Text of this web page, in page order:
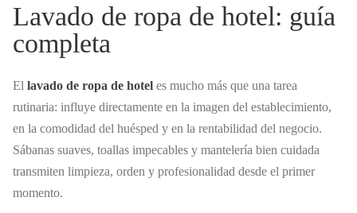
Lavado de ropa de hotel: guía
completa
El lavado de ropa de hotel es mucho más que una tarea
rutinaria: influye directamente en la imagen del establecimiento,
en la comodidad del huésped y en la rentabilidad del negocio.
Sábanas suaves, toallas impecables y mantelería bien cuidada
transmiten limpieza, orden y profesionalidad desde el primer
momento.